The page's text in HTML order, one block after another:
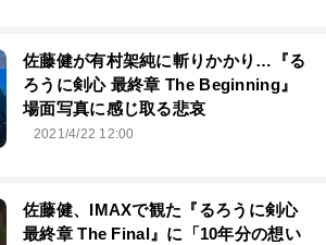
佐藤健が有村架純に斬りかかり…『る
ろうに剣心 最終章 The Beginning』
場面写真に感じ取る悲哀
2021/4/22 12:00
佐藤健、IMAXで観た『るろうに剣心
最終章 The Final』に「10年分の想い